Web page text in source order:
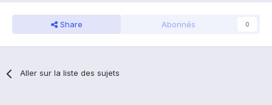
Share Abonnés 0
Aller sur la liste des sujets